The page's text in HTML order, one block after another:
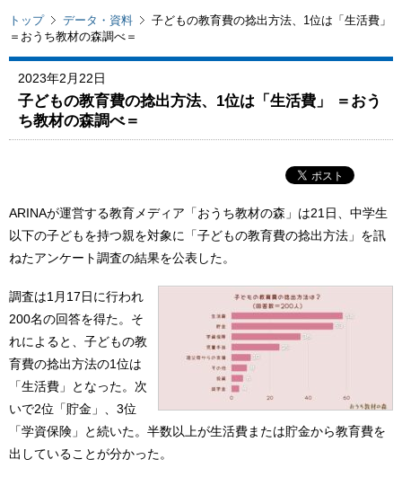
トップ データ・資料
子どもの教育費の捻出方法、1位は「生活費」
＝おうち教材の森調べ＝
2023年2月22日
子どもの教育費の捻出方法、1位は「生活費」 ＝おう
ち教材の森調べ＝
ARINAが運営する教育メディア「おうち教材の森」は21日、中学生
以下の子どもを持つ親を対象に「子どもの教育費の捻出方法」を訊
ねたアンケート調査の結果を公表した。
調査は1月17日に行われ
200名の回答を得た。そ
れによると、子どもの教
育費の捻出方法の1位は
「生活費」となった。次
いで2位「貯金」、3位
「学資保険」と続いた。半数以上が生活費または貯金から教育費を
出していることが分かった。